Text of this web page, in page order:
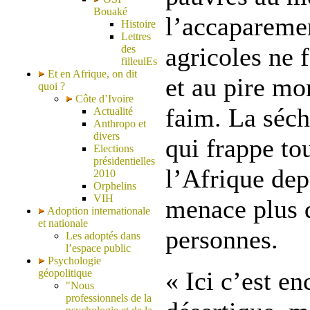
Bouaké
Histoire
Lettres
des
filleulEs
Et en Afrique, on dit
quoi ?
Côte d’Ivoire
Actualité
Anthropo et
divers
Elections
présidentielles
2010
Orphelins
VIH
Adoption internationale
et nationale
Les adoptés dans
l’espace public
Psychologie
géopolitique
"Nous
professionnels de la
agricoles ne
et au pire
faim. La
qui frappe
l’Afrique
menace
personnes.
« Ici c’est